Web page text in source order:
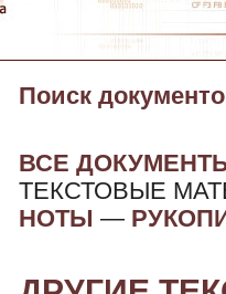
Поиск
ВСЕ
ТЕКСТОВЫЕ
НОТЫ —